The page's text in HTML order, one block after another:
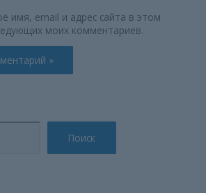
имя, email и адрес сайта в этом
моих комментариев.
Поиск